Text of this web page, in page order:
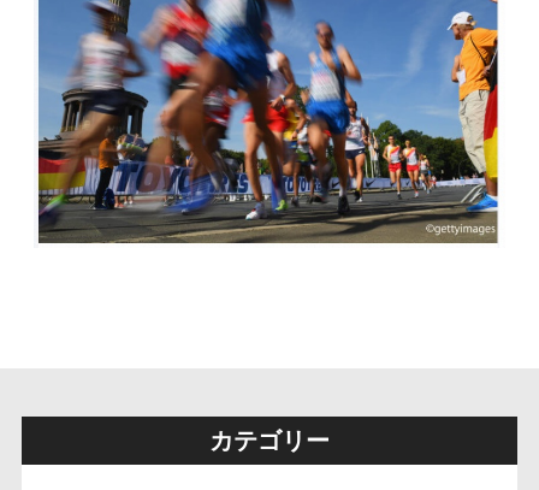
カテゴリー